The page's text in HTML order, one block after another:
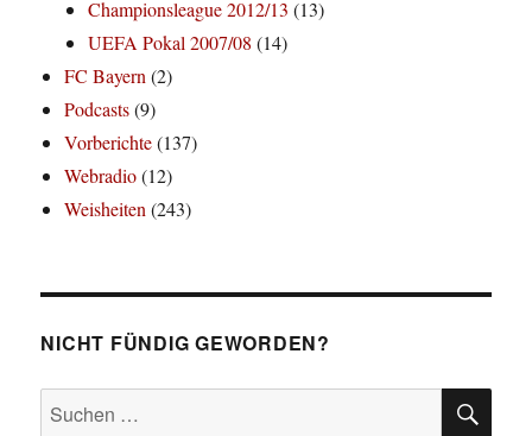
Championsleague 2012/13 (13)
UEFA Pokal 2007/08 (14)
FC Bayern(2)
Podcasts(9)
Vorberichte(137)
Webradio(12)
Weisheiten(243)
NICHT FÜNDIG GEWORDEN?
Suchen